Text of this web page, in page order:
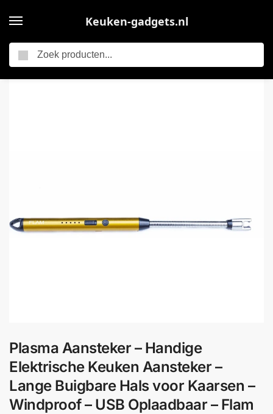
Keuken-gadgets.nl
Elektrische keukengadgets
Plasma Aansteker – Handige
Elektrische Keuken Aansteker –
Lange Buigbare Hals voor Kaarsen –
Windproof – USB Oplaadbaar – Flam